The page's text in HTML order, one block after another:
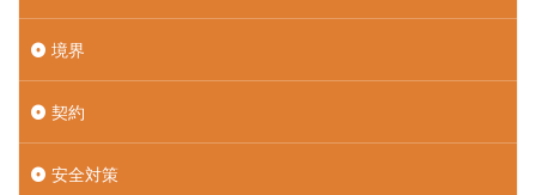
境界
契約
安全対策